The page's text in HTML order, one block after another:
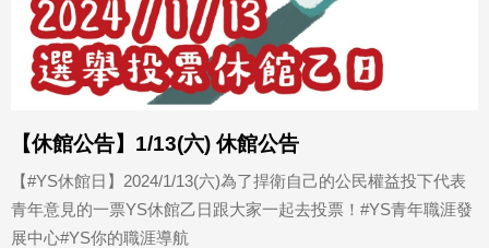
【休館公告】1/13(六) 休館公告
【#YS休館日】2024/1/13(六)為了捍衛自己的公民權益投下代表
青年意見的一票YS休館乙日跟大家一起去投票！#YS青年職涯發
展中心#YS你的職涯導航